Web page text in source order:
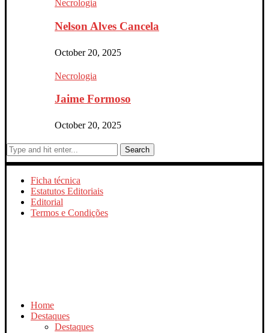
Necrologia
Nelson Alves Cancela
October 20, 2025
Necrologia
Jaime Formoso
October 20, 2025
Search
Ficha técnica
Estatutos Editoriais
Editorial
Termos e Condições
Home
Destaques
Destaques